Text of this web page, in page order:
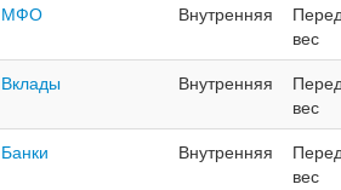
МФО
Внутренняя
вес
Вклады
Внутренняя
вес
Банки
Внутренняя
вес